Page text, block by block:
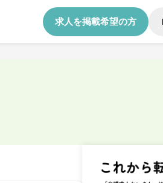
求人を掲載希望の方